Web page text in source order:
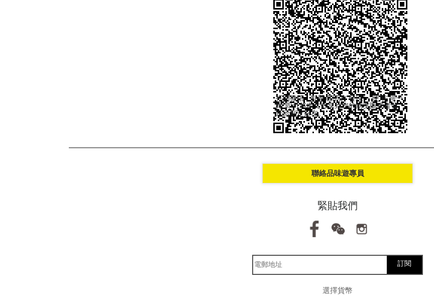
打開微信，點擊底部的“發現”，使用“掃一
掃”即可將本文分享到您的朋友圈或者發
送給制定好友。
聯絡品味遊專員
緊貼我們
訂閱
選擇貨幣